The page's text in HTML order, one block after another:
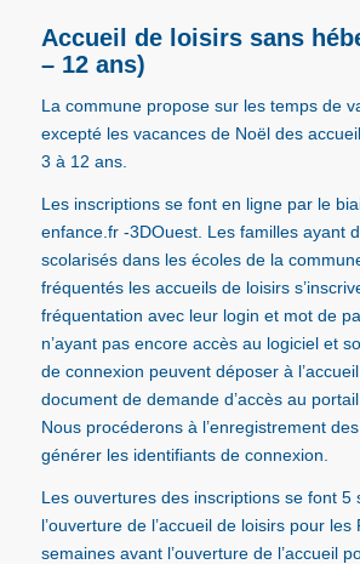
Accueil de loisirs sans
– 12 ans)
La commune propose sur les temps de
excepté les vacances de Noël des
3 à 12 ans.
Les inscriptions se font en ligne par le
enfance.fr -3DOuest. Les familles ayant
scolarisés dans les écoles de la
fréquentés les accueils de loisirs
fréquentation avec leur login et mot de
n’ayant pas encore accès au logiciel et
de connexion peuvent déposer à
document de demande d’accès au portail
Nous procéderons à l’enregistrement
générer les identifiants de connexion.
Les ouvertures des inscriptions se font 5
l’ouverture de l’accueil de loisirspour les
semaines avant l’ouverture de l’accueil